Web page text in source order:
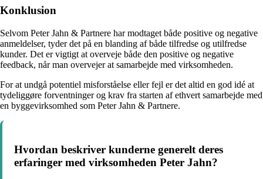
Konklusion
Selvom Peter Jahn & Partnere har modtaget både positive og negative
anmeldelser, tyder det på en blanding af både tilfredse og utilfredse
kunder. Det er vigtigt at overveje både den positive og negative
feedback, når man overvejer at samarbejde med virksomheden.
For at undgå potentiel misforståelse eller fejl er det altid en god idé at
tydeliggøre forventninger og krav fra starten af ethvert samarbejde med
en byggevirksomhed som Peter Jahn & Partnere.
Hvordan beskriver kunderne generelt deres
erfaringer med virksomheden Peter Jahn?